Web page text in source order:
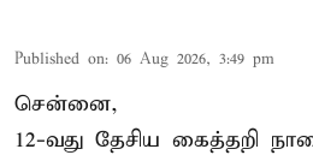
Published on: 06 Aug 2026, 3:49 pm
சென்னை,
12-வது தேசிய கைத்தறி